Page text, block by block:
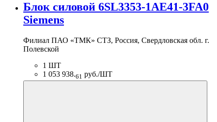
Блок силовой 6SL3353-1AE41-3FA0
Siemens
Филиал ПАО «ТМК» СТЗ, Россия, Свердловская обл. г.
Полевской
1 ШТ
1 053 938.61 руб./ШТ